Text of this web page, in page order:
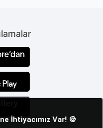
spot ölçüleri ,
kullanıcıların
minimal
sade bir zarafet katar.
belirli alanları
olur. Evlerde,
sıkça kullanılır.
ürünün markası,